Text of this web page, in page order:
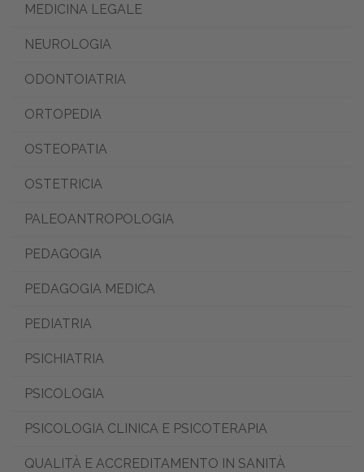
MEDICINA LEGALE
NEUROLOGIA
ODONTOIATRIA
ORTOPEDIA
OSTEOPATIA
OSTETRICIA
PALEOANTROPOLOGIA
PEDAGOGIA
PEDAGOGIA MEDICA
PEDIATRIA
PSICHIATRIA
PSICOLOGIA
PSICOLOGIA CLINICA E PSICOTERAPIA
QUALITÀ E ACCREDITAMENTO IN SANITÀ